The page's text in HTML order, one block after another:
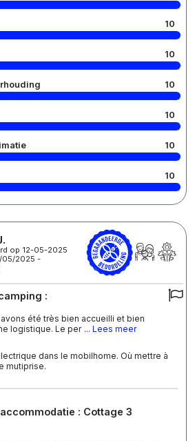
10
10
10
10
10
10
op 12-05-2025
05/2025 -
:
été très bien accueilli et bien
logistique. Le per ... Lees meer
dans le mobilhome. Où mettre à
mutiprise.
: Cottage 3